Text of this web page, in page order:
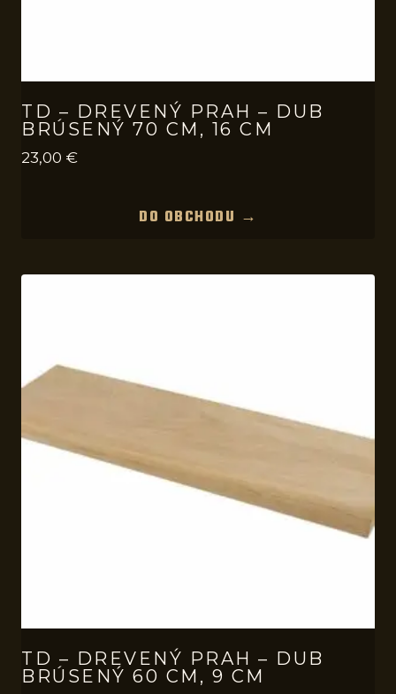
TD – DREVENÝ PRAH – DUB
BRÚSENÝ 70 CM, 16 CM
23,00 €
DO OBCHODU →
TD – DREVENÝ PRAH – DUB
BRÚSENÝ 60 CM, 9 CM